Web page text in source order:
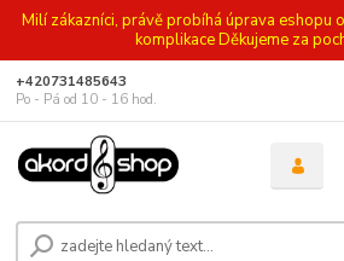
Milí zákazníci, právě probíhá úprava eshopu
komplikace Děkujeme za
+420731485643
Po - Pá od 10 - 16 hod.